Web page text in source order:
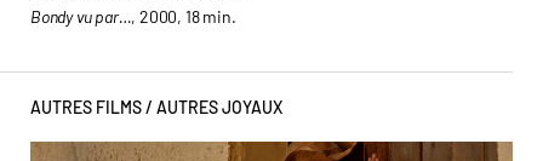
Bondy vu par…, 2000, 18 min.
AUTRES FILMS / AUTRES JOYAUX